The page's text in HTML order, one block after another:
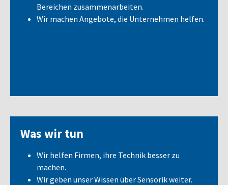
Bereichen zusammenarbeiten.
Wir machen Angebote, die Unternehmen helfen.
Was wir tun
Wir helfen Firmen, ihre Technik besser zu
machen.
Wir geben unser Wissen über Sensorik weiter.